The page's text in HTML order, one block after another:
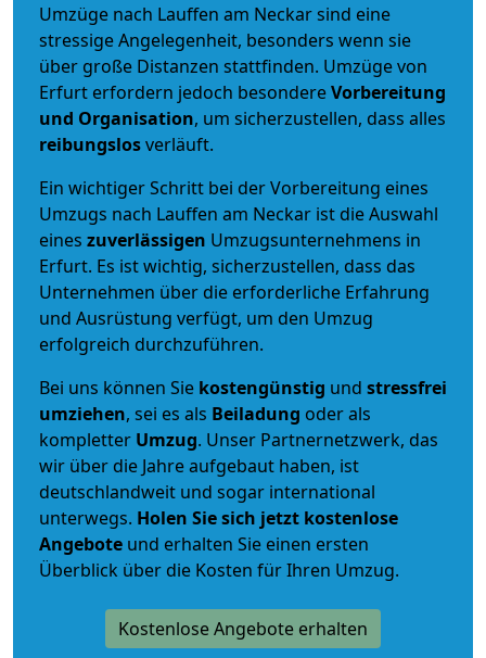
Umzüge nach Lauffen am Neckar sind eine
stressige Angelegenheit, besonders wenn sie
über große Distanzen stattfinden. Umzüge von
Erfurt erfordern jedoch besondereVorbereitung
und Organisation, um sicherzustellen, dass alles
reibungslosverläuft.
Ein wichtiger Schritt bei der Vorbereitung eines
Umzugs nach Lauffen am Neckar ist die Auswahl
eines zuverlässigen Umzugsunternehmens in
Erfurt. Es ist wichtig, sicherzustellen, dass das
Unternehmen über die erforderliche Erfahrung
und Ausrüstung verfügt, um den Umzug
erfolgreich durchzuführen.
Bei uns können Sie kostengünstig und stressfrei
umziehen, sei es als Beiladung oder als
kompletter Umzug. Unser Partnernetzwerk, das
wir über die Jahre aufgebaut haben, ist
deutschlandweit und sogar international
unterwegs. Holen Sie sich jetzt kostenlose
Angebote und erhalten Sie einen ersten
Überblick über die Kosten für Ihren Umzug.
Kostenlose Angebote erhalten